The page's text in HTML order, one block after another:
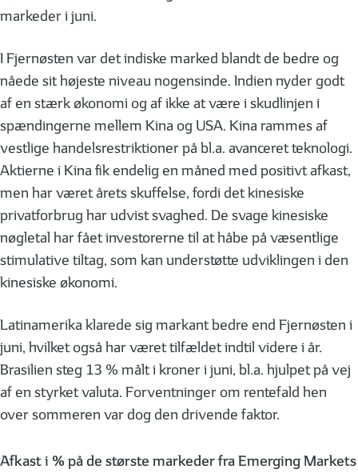
markeder i juni.
I Fjernøsten var det indiske marked blandt de bedre og
nåede sit højeste niveau nogensinde. Indien nyder godt
af en stærk økonomi og af ikke at være i skudlinjen i
spændingerne mellem Kina og USA. Kina rammes af
vestlige handelsrestriktioner på bl.a. avanceret teknologi.
Aktierne i Kina fik endelig en måned med positivt afkast,
men har været årets skuffelse, fordi det kinesiske
privatforbrug har udvist svaghed. De svage kinesiske
nøgletal har fået investorerne til at håbe på væsentlige
stimulative tiltag, som kan understøtte udviklingen i den
kinesiske økonomi.
Latinamerika klarede sig markant bedre end Fjernøsten i
juni, hvilket også har været tilfældet indtil videre i år.
Brasilien steg 13 % målt i kroner i juni, bl.a. hjulpet på vej
af en styrket valuta. Forventninger om rentefald hen
over sommeren var dog den drivende faktor.
Afkast i % på de største markeder fra Emerging Markets